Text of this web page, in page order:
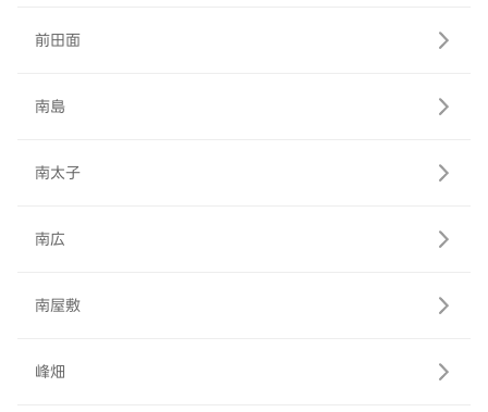
前田面
南島
南太子
南広
南屋敷
峰畑